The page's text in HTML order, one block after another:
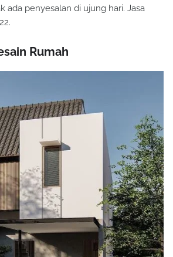
ada penyesalan di ujung hari. Jasa
Rumah